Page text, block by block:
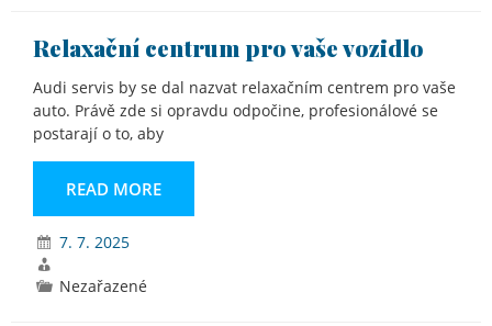
Relaxační centrum pro vaše vozidlo
Audi servis by se dal nazvat relaxačním centrem pro vaše
auto. Právě zde si opravdu odpočine, profesionálové se
postarají o to, aby
READ MORE
7. 7. 2025
Nezařazené